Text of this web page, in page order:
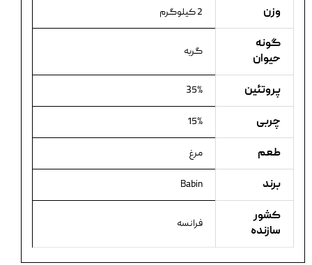
وزن 2 کیلوگرم
گونه
حیوان
گربه
پروتئین 35%
چربی 15%
طعم مرغ
برند Babin
کشور
سازنده
فرانسه